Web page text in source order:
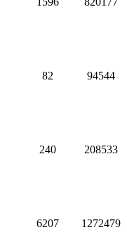
82 94544
240 208533
6207 1272479